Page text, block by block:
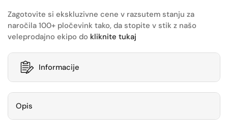
Zagotovite si ekskluzivne cene v razsutem stanju za
naročila 100+ pločevink tako, da stopite v stik z našo
veleprodajno ekipo do kliknite tukaj
Informacije
Opis